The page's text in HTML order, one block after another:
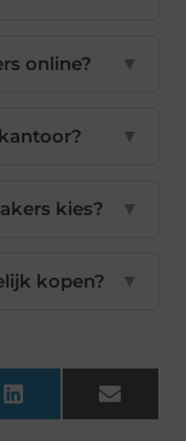
online? ▼
▼
kies? ▼
kopen? ▼
LinkedIn Email